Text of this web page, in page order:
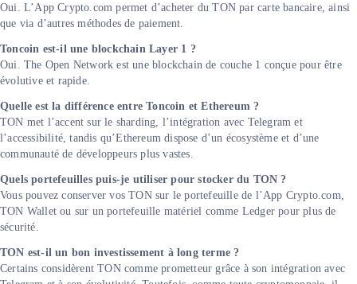
Oui. L’App Crypto.com permet d’acheter du TON par carte bancaire, ainsi
que via d’autres méthodes de paiement.
Toncoin est-il une blockchain Layer 1 ?
Oui. The Open Network est une blockchain de couche 1 conçue pour être
évolutive et rapide.
Quelle est la différence entre Toncoin et Ethereum ?
TON met l’accent sur le sharding, l’intégration avec Telegram et
l’accessibilité, tandis qu’Ethereum dispose d’un écosystème et d’une
communauté de développeurs plus vastes.
Quels portefeuilles puis-je utiliser pour stocker du TON ?
Vous pouvez conserver vos TON sur le portefeuille de l’App Crypto.com,
TON Wallet ou sur un portefeuille matériel comme Ledger pour plus de
sécurité.
TON est-il un bon investissement à long terme ?
Certains considèrent TON comme prometteur grâce à son intégration avec